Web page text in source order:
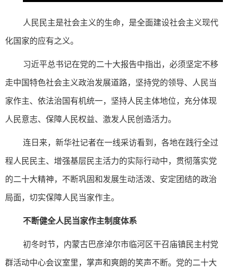
人民民主是社会主义的生命，是全面建设社会主义现代
化国家的应有之义。
习近平总书记在党的二十大报告中指出，必须坚定不移
走中国特色社会主义政治发展道路，坚持党的领导、人民当
家作主、依法治国有机统一，坚持人民主体地位，充分体现
人民意志、保障人民权益、激发人民创造活力。
连日来，新华社记者在一线采访看到，各地在践行全过
程人民民主、增强基层民主活力的实际行动中，贯彻落实党
的二十大精神，不断巩固和发展生动活泼、安定团结的政治
局面，切实保障人民当家作主。
不断健全人民当家作主制度体系
初冬时节，内蒙古巴彦淖尔市临河区干召庙镇民主村党
群活动中心会议室里，掌声和爽朗的笑声不断。党的二十大